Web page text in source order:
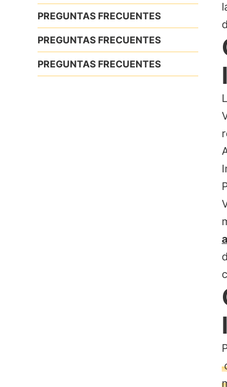
PREGUNTAS FRECUENTES
PREGUNTAS FRECUENTES
PREGUNTAS FRECUENTES